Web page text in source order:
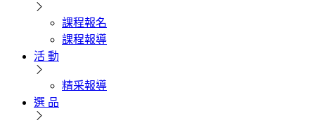
課程報名
課程報導
活 動
精采報導
選 品